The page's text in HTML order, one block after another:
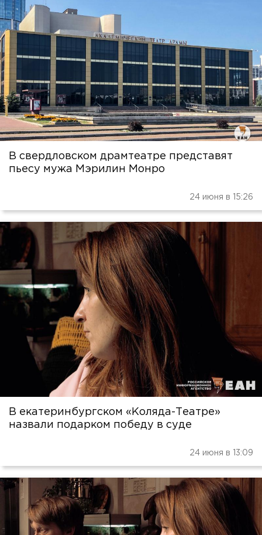
В свердловском драмтеатре представят
пьесу мужа Мэрилин Монро
24 июня в 15:26
В екатеринбургском «Коляда-Театре»
назвали подарком победу в суде
24 июня в 13:09